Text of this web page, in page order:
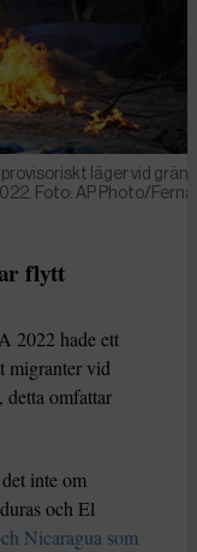
läger vid
Foto: AP Photo/
flytt
2022 hade ett
migranter vid
omfattar
inte om
och El
Nicaragua som